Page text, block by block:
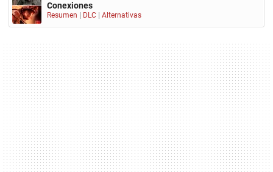
Conexiones
Resumen DLC Alternativas